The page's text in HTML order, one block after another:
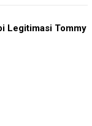
Legitimasi Tommy